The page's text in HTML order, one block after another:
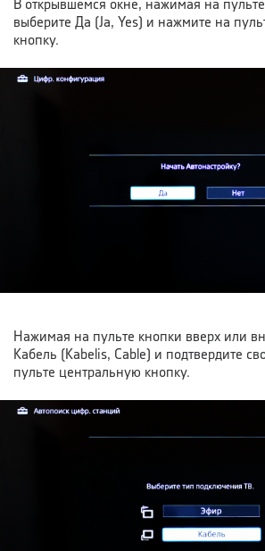
В открывшемся окне, нажимая на
выберите Да (Ja, Yes) и нажмите на
кнопку.
Нажимая на пульте кнопки вверх или
Кабель (Kabelis, Cable) и подтвердите
пульте центральную кнопку.